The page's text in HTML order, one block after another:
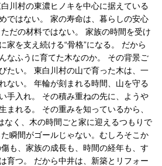
川村の東濃ヒノキを中心に据えている
ではない。 家の寿命は、暮らしの安心
だの材料ではない。 家族の時間を受け
家を支え続ける“骨格”になる。 だから
なふうに育てた木なのか。 その背景ご
たい。 東白川村の山で育った木は、一
ない。 年輪が刻まれる時間、山を守る
手入れ。 その積み重ねの先に、ようや
まれる。 その重みを知っているから、
なく、木の時間ごと家に迎えるつもりで
瞬間がゴールじゃない。むしろそこか
も、家族の成長も、時間の経年も、す
育つ。 だから中井は、新築とリフォー